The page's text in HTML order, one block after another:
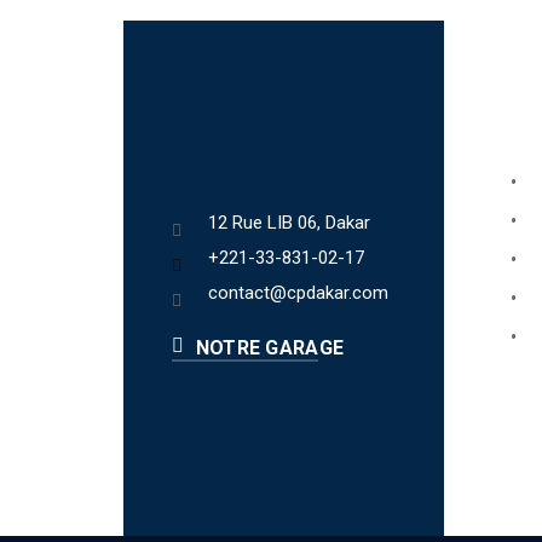
12 Rue LIB 06, Dakar
+221-33-831-02-17
contact@cpdakar.com
NOTRE GARAGE